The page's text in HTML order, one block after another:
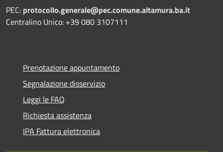
PEC: protocollo.generale@pec.comune.altamura.ba.it
Centralino Unico: +39 080 3107111
Prenotazione appuntamento
Segnalazione disservizio
Leggi le FAQ
Richiesta assistenza
IPA Fattura elettronica